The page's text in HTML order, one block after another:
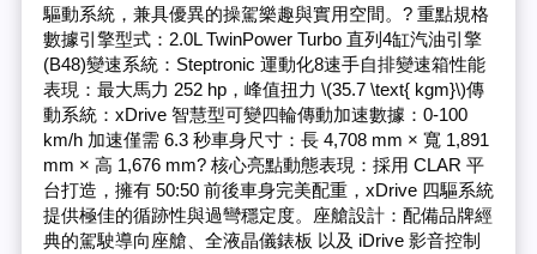
驅動系統，兼具優異的操駕樂趣與實用空間。? 重點規格
數據引擎型式：2.0L TwinPower Turbo 直列4缸汽油引擎
(B48)變速系統：Steptronic 運動化8速手自排變速箱性能
表現：最大馬力 252 hp，峰值扭力 \(35.7 \text{ kgm}\)傳
動系統：xDrive 智慧型可變四輪傳動加速數據：0-100
km/h 加速僅需 6.3 秒車身尺寸：長 4,708 mm × 寬 1,891
mm × 高 1,676 mm? 核心亮點動態表現：採用 CLAR 平
台打造，擁有 50:50 前後車身完美配重，xDrive 四驅系統
提供極佳的循跡性與過彎穩定度。座艙設計：配備品牌經
典的駕駛導向座艙、全液晶儀錶板 以及 iDrive 影音控制